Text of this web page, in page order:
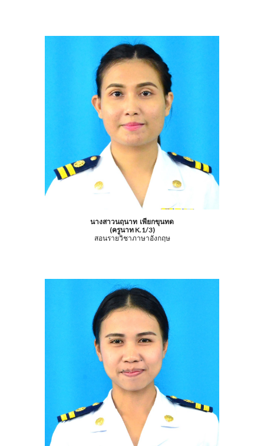
นางสาวนฤนาท เพียกขุนทด
(ครูนาท K.1/3)
สอนรายวิชาภาษาอังกฤษ